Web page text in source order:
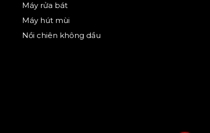
Máy rửa bát
Máy hút mùi
Nồi chiên không dầu